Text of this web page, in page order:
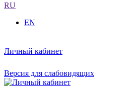
RU
EN
Личный кабинет
Версия для слабовидящих